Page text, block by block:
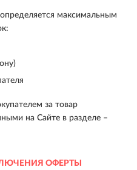
максимальным
за товар
на Сайте в разделе –
ОФЕРТЫ